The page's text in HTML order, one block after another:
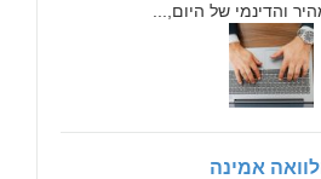
והדינמי של היום,...
אמינה